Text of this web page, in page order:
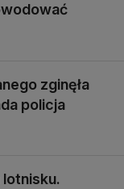
zginęła
policja